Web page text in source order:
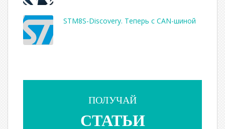
STM8S-Discovery. Теперь с CAN-шиной
ПОЛУЧАЙ
СТАТЬИ